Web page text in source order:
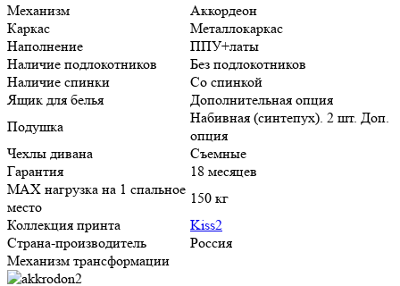
Механизм
Аккордеон
Каркас
Металлокаркас
Наполнение
ППУ+латы
Наличие подлокотников
Без подлокотников
Наличие спинки
Со спинкой
Ящик для белья
Дополнительная опция
Подушка
Набивная (синтепух). 2 шт. Доп.
опция
Чехлы дивана
Съемные
Гарантия
18 месяцев
MAX нагрузка на 1 спальное
место
150 кг
Коллекция принта
Kiss2
Страна-производитель
Россия
Механизм трансформации